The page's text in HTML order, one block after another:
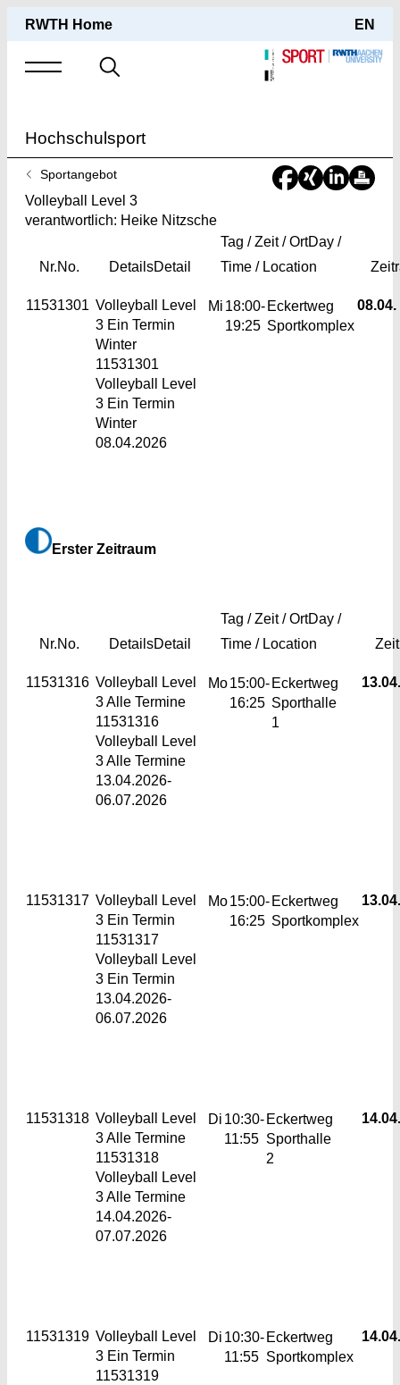
RWTH Home EN
Suche
Hochschulsport
Sie
sind
hier:
Sportangebot
Volleyball Level 3
verantwortlich: Heike Nitzsche
Nr.No. DetailsDetail
Tag / Zeit / OrtDay /
Time / Location
11531301 Volleyball Level
3 Ein Termin
Winter
11531301
Volleyball Level
3 Ein Termin
Winter
08.04.2026
Mi 18:00-
19:25
Eckertweg
Sportkomplex
08.04.
Erster Zeitraum
Nr.No. DetailsDetail
Tag / Zeit / OrtDay /
Time / Location
11531316 Volleyball Level
3Alle Termine
11531316
Volleyball Level
3 Alle Termine
13.04.2026-
06.07.2026
Mo15:00-
16:25
Eckertweg
Sporthalle
1
11531317 Volleyball Level
3 Ein Termin
11531317
Volleyball Level
3 Ein Termin
13.04.2026-
06.07.2026
Mo15:00-
16:25
Eckertweg
Sportkomplex
11531318 Volleyball Level
3Alle Termine
11531318
Volleyball Level
3 Alle Termine
14.04.2026-
07.07.2026
Di 10:30-
11:55
Eckertweg
Sporthalle
2
11531319 Volleyball Level
3 Ein Termin
11531319
Di 10:30-
11:55
Eckertweg
Sportkomplex